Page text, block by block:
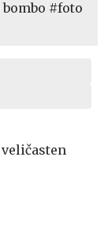
#foto